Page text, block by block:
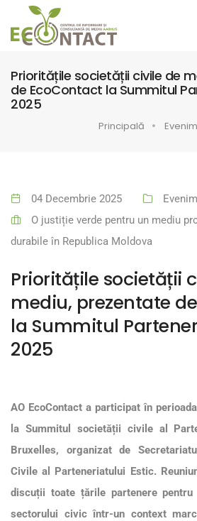
Prioritățile societății civile de
de EcoContact la Summitul
2025
Principală
04 Decembrie 2025
O justiție verde pentru un mediu
durabile în Republica Moldova
Prioritățile societății
mediu, prezentate
la Summitul
2025
AO EcoContact a participat în
la Summitul societății civile al
Bruxelles, organizat de
Civile al Parteneriatului Estic.
discuții toate țările partenere
sectorului civic într-un context